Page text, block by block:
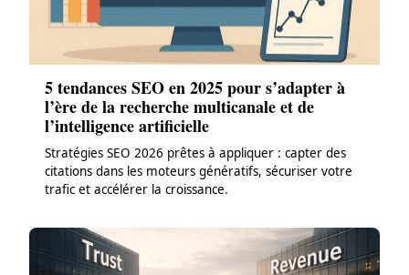
5 tendances SEO en 2025 pour s’adapter à
l’ère de la recherche multicanale et de
l’intelligence artificielle
Stratégies SEO 2026 prêtes à appliquer : capter des
citations dans les moteurs génératifs, sécuriser votre
trafic et accélérer la croissance.